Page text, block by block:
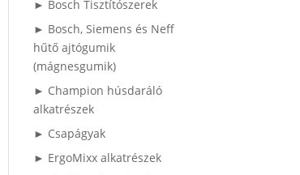
► Bosch Tisztítószerek
► Bosch, Siemens és Neff
hűtő ajtógumik
(mágnesgumik)
► Champion húsdaráló
alkatrészek
► Csapágyak
► ErgoMixx alkatrészek